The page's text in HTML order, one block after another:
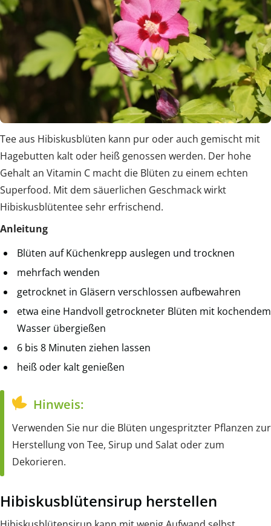
Tee aus Hibiskusblüten kann pur oder auch gemischt mit
Hagebutten kalt oder heiß genossen werden. Der hohe
Gehalt an Vitamin C macht die Blüten zu einem echten
Superfood. Mit dem säuerlichen Geschmack wirkt
Hibiskusblütentee sehr erfrischend.
Anleitung
Blüten auf Küchenkrepp auslegen und trocknen
mehrfach wenden
getrocknet in Gläsern verschlossen aufbewahren
etwa eine Handvoll getrockneter Blüten mit kochendem
Wasser übergießen
6 bis 8 Minuten ziehen lassen
heiß oder kalt genießen
Hinweis:
Verwenden Sie nur die Blüten ungespritzter Pflanzen zur
Herstellung von Tee, Sirup und Salat oder zum
Dekorieren.
Hibiskusblütensirup herstellen